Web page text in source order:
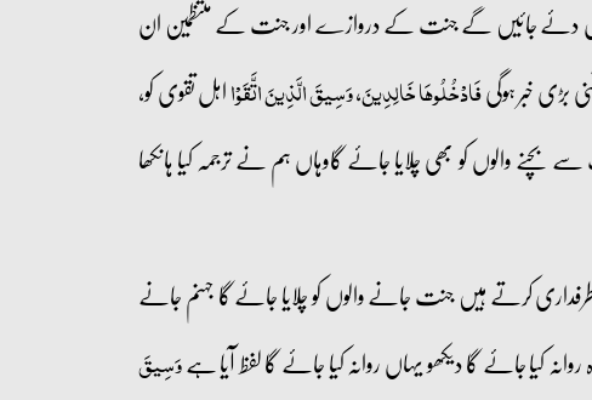
دئے جائیں گے جنت کے دروازے اور جنت کے منتظمین ان
خبر ہوگیفَادْخُلُوهَا خَالِدِينَ،وَسِيقَ الَّذِينَ اتَّقَوْااہل تقوی کو،
والوں کو بھی چلایا جائے گاوہاں ہم نے ترجمہ کیا ہانکھا
کرتے ہیں جنت جانے والوں کو چلایا جائے گا جہنم جانے
کیا جائے گا دیکھو یہاں روانہ کیا جائے گا لفظ آیا ہےوَسِيقَ